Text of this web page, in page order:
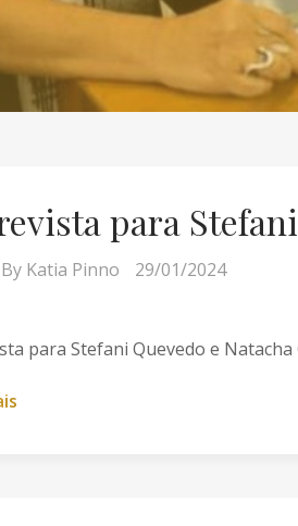
para
By Katia Pinno 29/01/2024
para Stefani Quevedo e Natacha
is